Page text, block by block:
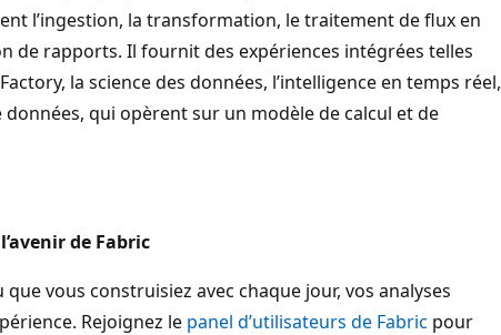
l’ingestion, la transformation, le traitement de flux en
de rapports. Il fournit des expériences intégrées telles
la science des données, l’intelligence en temps réel,
données, qui opèrent sur un modèle de calcul et de
de Fabric
vous construisiez avec chaque jour, vos analyses
Rejoignez le panel d’utilisateurs de Fabric pour